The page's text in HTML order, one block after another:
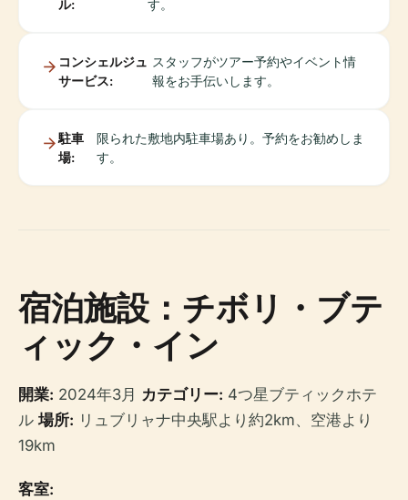
ル: す。
コンシェルジュ
サービス:
スタッフがツアー予約やイベント情
報をお手伝いします。
駐車
場:
限られた敷地内駐車場あり。予約をお勧めしま
す。
宿泊施設：チボリ・ブテ
ィック・イン
開業: 2024年3月 カテゴリー: 4つ星ブティックホテ
ル 場所: リュブリャナ中央駅より約2km、空港より
19km
客室: